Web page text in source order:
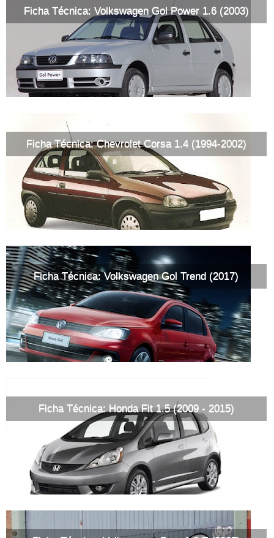
Ficha Técnica: Volkswagen Gol Power 1.6 (2003)
Ficha Técnica: Chevrolet Corsa 1.4 (1994-2002)
Ficha Técnica: Volkswagen Gol Trend (2017)
Ficha Técnica: Honda Fit 1.5 (2009 - 2015)